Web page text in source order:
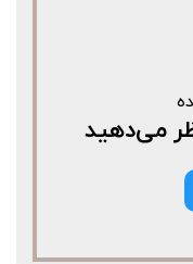
می‌دهید